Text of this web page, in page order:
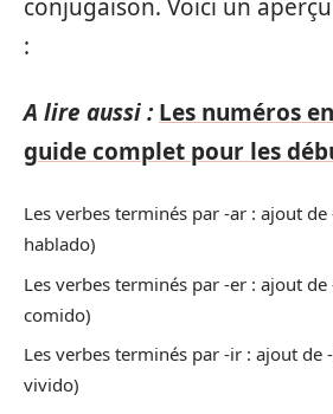
conjugaison. Voici un
:
A lire aussi : Les numéros
guide complet pour les
Les verbes terminés par -ar : ajout
hablado)
Les verbes terminés par -er : ajout
comido)
Les verbes terminés par -ir : ajout
vivido)